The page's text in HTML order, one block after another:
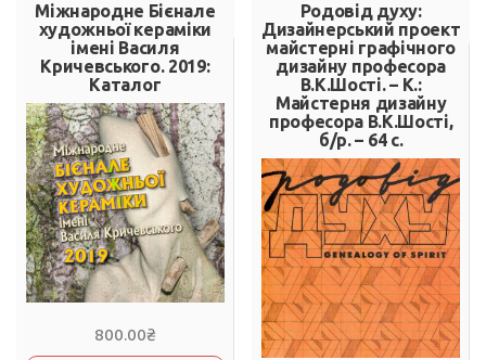
Міжнародне Бієнале
художньої кераміки
імені Василя
Кричевського. 2019:
Каталог
800.00₴
Родовід духу:
Дизайнерський проект
майстерні графічного
дизайну професора
В.К.Шості. – К.:
Майстерня дизайну
професора В.К.Шості,
б/р. – 64 с.